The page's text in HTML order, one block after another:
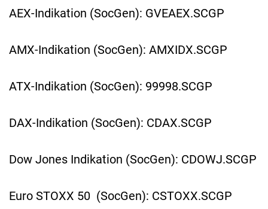
AEX-Indikation (SocGen): GVEAEX.SCGP
AMX-Indikation (SocGen): AMXIDX.SCGP
ATX-Indikation (SocGen): 99998.SCGP
DAX-Indikation (SocGen): CDAX.SCGP
Dow Jones Indikation (SocGen): CDOWJ.SCGP
Euro STOXX 50 (SocGen): CSTOXX.SCGP